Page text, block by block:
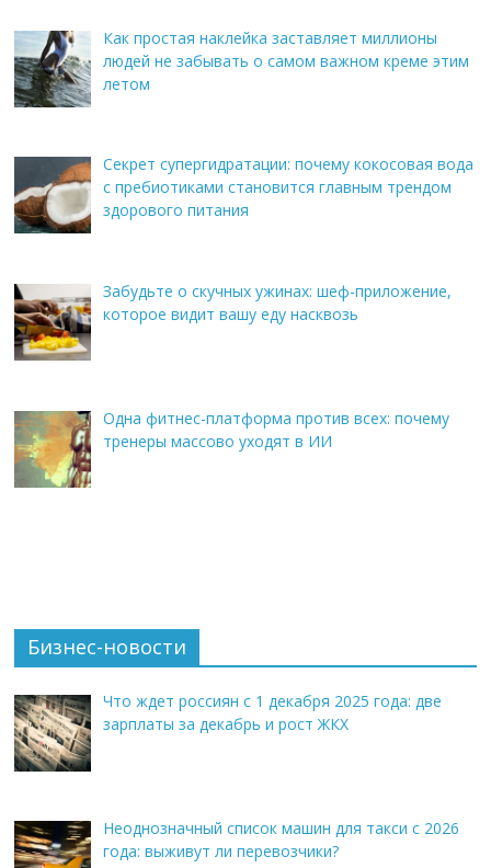
Как простая наклейка заставляет миллионы
людей не забывать о самом важном креме этим
летом
Секрет супергидратации: почему кокосовая вода
с пребиотиками становится главным трендом
здорового питания
Забудьте о скучных ужинах: шеф-приложение,
которое видит вашу еду насквозь
Одна фитнес-платформа против всех: почему
тренеры массово уходят в ИИ
Бизнес-новости
Что ждет россиян с 1 декабря 2025 года: две
зарплаты за декабрь и рост ЖКХ
Неоднозначный список машин для такси с 2026
года: выживут ли перевозчики?